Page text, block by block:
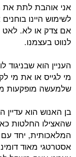
אני אוהבת לתת את
לשימוש היינו
אם צדק או לא. לאט
לנווט בעצמנו.
העניין הוא שבניגוד
מי לגייס או את מי
שלמעשה מופקעות
בן האנוש הוא עדיין
שהאצילו החלטות
המלאכותית, יחד
אסטרטגי מאוד